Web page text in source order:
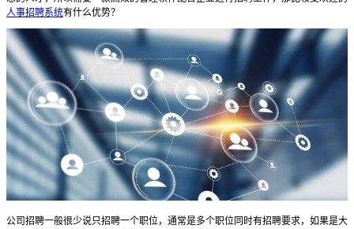
人事招聘系统有什么优势？
公司招聘一般很少说只招聘一个职位，通常是多个职位同时有招聘要求，如果是大